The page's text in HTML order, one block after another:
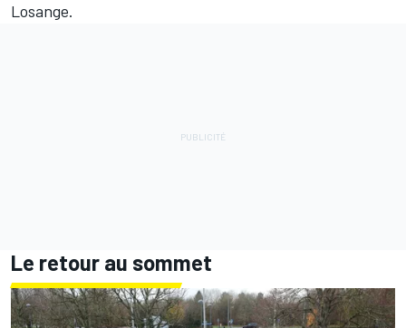
Losange.
Le retour au sommet